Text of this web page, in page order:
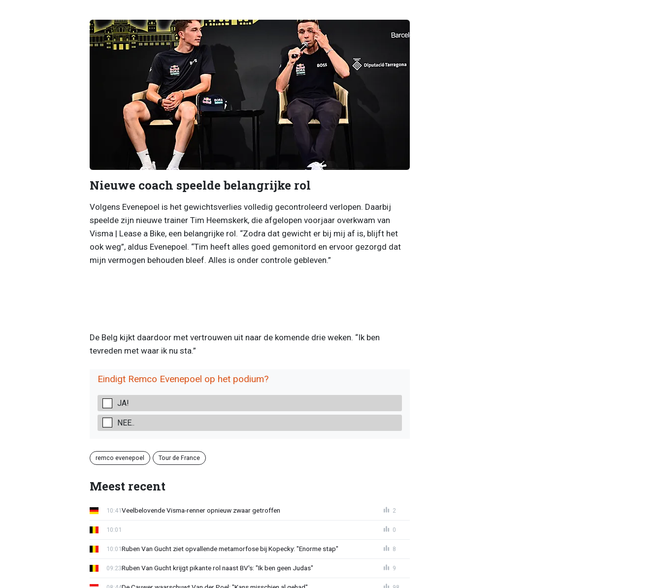
Nieuwe coach speelde belangrijke rol
Volgens Evenepoel is het gewichtsverlies volledig gecontroleerd verlopen. Daarbij
speelde zijn nieuwe trainer Tim Heemskerk, die afgelopen voorjaar overkwam van
Visma | Lease a Bike, een belangrijke rol. “Zodra dat gewicht er bij mij af is, blijft het
ook weg”, aldus Evenepoel. “Tim heeft alles goed gemonitord en ervoor gezorgd dat
mijn vermogen behouden bleef. Alles is onder controle gebleven.”
De Belg kijkt daardoor met vertrouwen uit naar de komende drie weken. “Ik ben
tevreden met waar ik nu sta.”
Eindigt Remco Evenepoel op het podium?
JA!
NEE..
remco evenepoel Tour de France
Meest recent
Veelbelovende Visma-renner opnieuw zwaar getroffen
10:41 2
10:01 0
Ruben Van Gucht ziet opvallende metamorfose bij Kopecky: "Enorme stap"
10:01 8
Ruben Van Gucht krijgt pikante rol naast BV's: "Ik ben geen Judas"
09:23 9